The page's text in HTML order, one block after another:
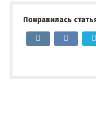
Понравилась